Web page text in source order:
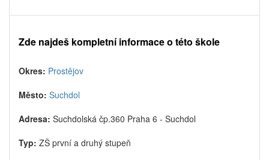
Zde najdeš kompletní informace o této škole
Okres: Prostějov
Město: Suchdol
Adresa: Suchdolská čp.360 Praha 6 - Suchdol
Typ: ZŠ první a druhý stupeň